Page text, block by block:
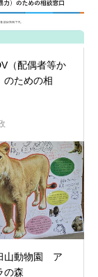
（配偶者等か
のための相
山動物園 ア
の森